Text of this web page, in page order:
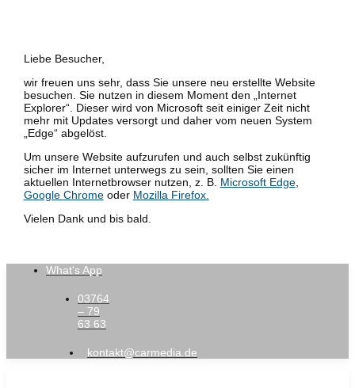
Liebe Besucher,
wir freuen uns sehr, dass Sie unsere neu erstellte Website
besuchen. Sie nutzen in diesem Moment den „Internet
Explorer“. Dieser wird von Microsoft seit einiger Zeit nicht
mehr mit Updates versorgt und daher vom neuen System
„Edge“ abgelöst.
Um unsere Website aufzurufen und auch selbst zukünftig
sicher im Internet unterwegs zu sein, sollten Sie einen
aktuellen Internetbrowser nutzen, z. B. Microsoft Edge,
Google Chromeoder Mozilla Firefox.
Vielen Dank und bis bald.
What's App
03764
– 79
63 63
kontakt@carmedia.de